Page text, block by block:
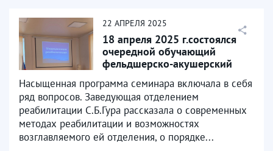
22 АПРЕЛЯ 2025
18 апреля 2025 г.состоялся
очередной обучающий
фельдшерско-акушерский
Насыщенная программа семинара включала в себя
ряд вопросов. Заведующая отделением
реабилитации С.Б.Гура рассказала о современных
методах реабилитации и возможностях
возглавляемого ей отделения, о порядке...